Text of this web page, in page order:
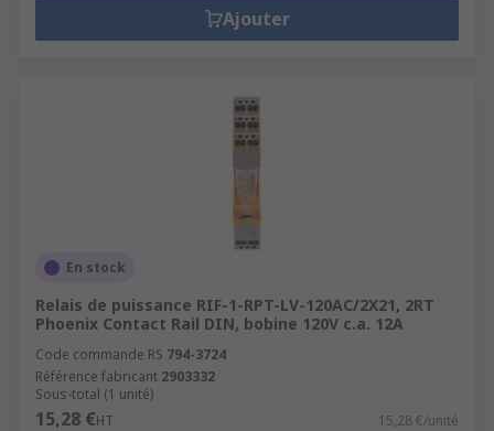
Ajouter
En stock
Relais de puissance RIF-1-RPT-LV-120AC/2X21, 2RT
Phoenix Contact Rail DIN, bobine 120V c.a. 12A
Code commande RS 794-3724
Référence fabricant 2903332
Sous-total (1 unité)
15,28 €HT 15,28 €/unité